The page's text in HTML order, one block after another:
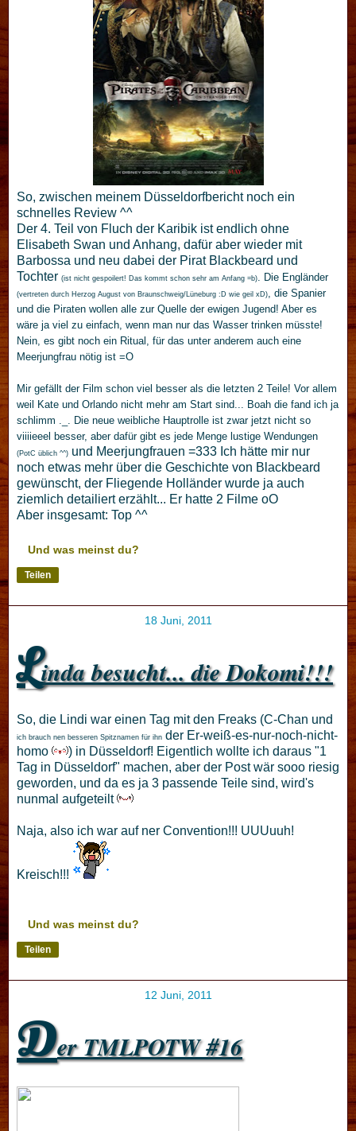
So, zwischen meinem Düsseldorfbericht noch ein
schnelles Review ^^
Der 4. Teil von Fluch der Karibik ist endlich ohne
Elisabeth Swan und Anhang, dafür aber wieder mit
Barbossa und neu dabei der Pirat Blackbeard und
Tochter (ist nicht gespoilert! Das kommt schon sehr am Anfang =b). Die Engländer
(vertreten durch Herzog August von Braunschweig/Lüneburg :D wie geil xD), die Spanier
und die Piraten wollen alle zur Quelle der ewigen Jugend! Aber es
wäre ja viel zu einfach, wenn man nur das Wasser trinken müsste!
Nein, es gibt noch ein Ritual, für das unter anderem auch eine
Meerjungfrau nötig ist =O
Mir gefällt der Film schon viel besser als die letzten 2 Teile! Vor allem
weil Kate und Orlando nicht mehr am Start sind... Boah die fand ich ja
schlimm ._. Die neue weibliche Hauptrolle ist zwar jetzt nicht so
viiiieeel besser, aber dafür gibt es jede Menge lustige Wendungen
(PotC üblich ^^) und Meerjungfrauen =333 Ich hätte mir nur
noch etwas mehr über die Geschichte von Blackbeard
gewünscht, der Fliegende Holländer wurde ja auch
ziemlich detailiert erzählt... Er hatte 2 Filme oO
Aber insgesamt: Top ^^
Und was meinst du?
Teilen
18 Juni, 2011
Linda besucht... die Dokomi!!!
So, die Lindi war einen Tag mit den Freaks (C-Chan und
ich brauch nen besseren Spitznamen für ihn der Er-weiß-es-nur-noch-nicht-
homo
) in Düsseldorf! Eigentlich wollte ich daraus "1
Tag in Düsseldorf" machen, aber der Post wär sooo riesig
geworden, und da es ja 3 passende Teile sind, wird's
nunmal aufgeteilt
Naja, also ich war auf ner Convention!!! UUUuuh!
Kreisch!!!
Und was meinst du?
Teilen
12 Juni, 2011
Der TMLPOTW #16